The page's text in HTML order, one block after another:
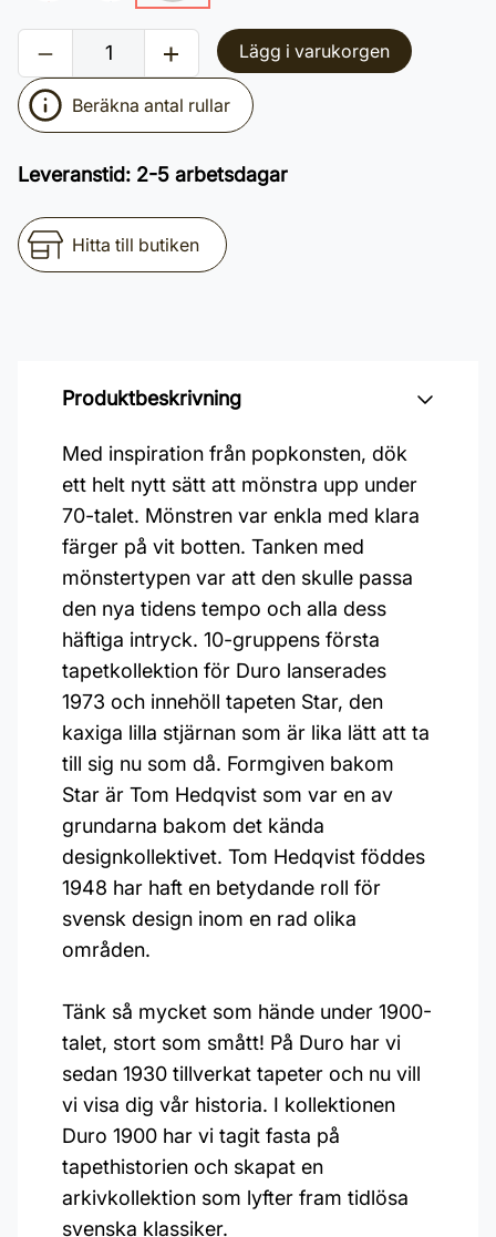
Lägg i varukorgen
Beräkna antal rullar
Leveranstid: 2-5 arbetsdagar
Hitta till butiken
Produktbeskrivning
Med inspiration från popkonsten, dök
ett helt nytt sätt att mönstra upp under
70-talet. Mönstren var enkla med klara
färger på vit botten. Tanken med
mönstertypen var att den skulle passa
den nya tidens tempo och alla dess
häftiga intryck. 10-gruppens första
tapetkollektion för Duro lanserades
1973 och innehöll tapeten Star, den
kaxiga lilla stjärnan som är lika lätt att ta
till sig nu som då. Formgiven bakom
Star är Tom Hedqvist som var en av
grundarna bakom det kända
designkollektivet. Tom Hedqvist föddes
1948 har haft en betydande roll för
svensk design inom en rad olika
områden.
Tänk så mycket som hände under 1900-
talet, stort som smått! På Duro har vi
sedan 1930 tillverkat tapeter och nu vill
vi visa dig vår historia. I kollektionen
Duro 1900 har vi tagit fasta på
tapethistorien och skapat en
arkivkollektion som lyfter fram tidlösa
svenska klassiker.